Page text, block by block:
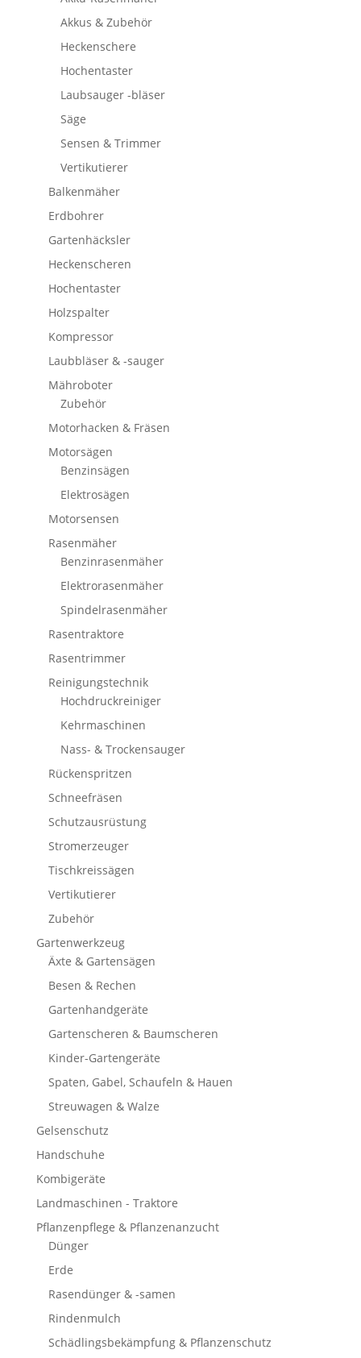
Akkus & Zubehör
Heckenschere
Hochentaster
Laubsauger -bläser
Säge
Sensen & Trimmer
Vertikutierer
Balkenmäher
Erdbohrer
Gartenhäcksler
Heckenscheren
Hochentaster
Holzspalter
Kompressor
Laubbläser & -sauger
Mähroboter
Zubehör
Motorhacken & Fräsen
Motorsägen
Benzinsägen
Elektrosägen
Motorsensen
Rasenmäher
Benzinrasenmäher
Elektrorasenmäher
Spindelrasenmäher
Rasentraktore
Rasentrimmer
Reinigungstechnik
Hochdruckreiniger
Kehrmaschinen
Nass- & Trockensauger
Rückenspritzen
Schneefräsen
Schutzausrüstung
Stromerzeuger
Tischkreissägen
Vertikutierer
Zubehör
Gartenwerkzeug
Äxte & Gartensägen
Besen & Rechen
Gartenhandgeräte
Gartenscheren & Baumscheren
Kinder-Gartengeräte
Spaten, Gabel, Schaufeln & Hauen
Streuwagen & Walze
Gelsenschutz
Handschuhe
Kombigeräte
Landmaschinen - Traktore
Pflanzenpflege & Pflanzenanzucht
Dünger
Erde
Rasendünger & -samen
Rindenmulch
Schädlingsbekämpfung & Pflanzenschutz